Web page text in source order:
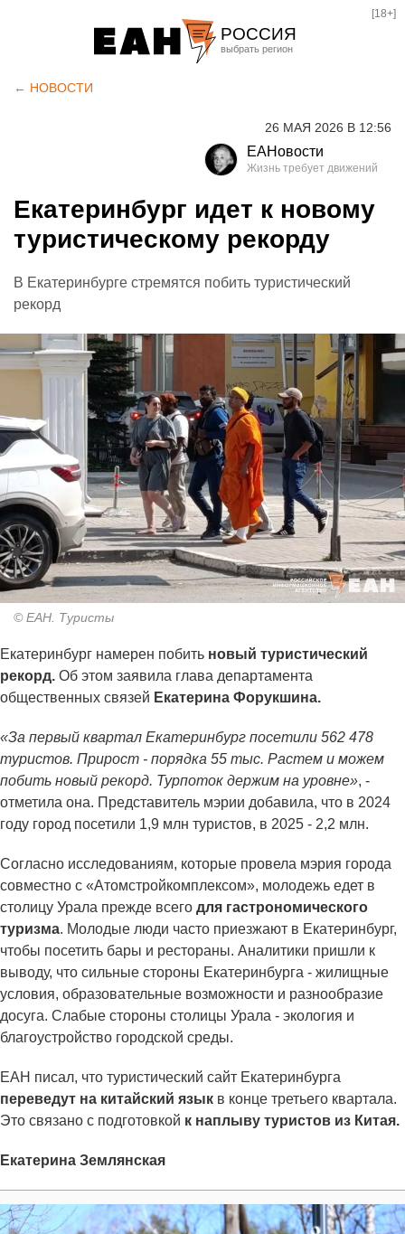
РОССИЯ
Курган
Оренбург
[18+]
← НОВОСТИ
26 МАЯ 2026 В 12:56
ЕАНовости
Екатеринбург идет к новому
туристическому рекорду
В Екатеринбурге стремятся побить туристический
рекорд
© ЕАН. Туристы
Екатеринбург намерен побить новый туристический
рекорд. Об этом заявила глава департамента
общественных связей Екатерина Форукшина.
«За первый квартал Екатеринбург посетили 562 478
туристов. Прирост - порядка 55 тыс. Растем и можем
побить новый рекорд. Турпоток держим на уровне», -
отметила она. Представитель мэрии добавила, что в 2024
году город посетили 1,9 млн туристов, в 2025 - 2,2 млн.
Согласно исследованиям, которые провела мэрия города
совместно с «Атомстройкомплексом», молодежь едет в
столицу Урала прежде всего для гастрономического
туризма. Молодые люди часто приезжают в Екатеринбург,
чтобы посетить бары и рестораны. Аналитики пришли к
выводу, что сильные стороны Екатеринбурга - жилищные
условия, образовательные возможности и разнообразие
досуга. Слабые стороны столицы Урала - экология и
благоустройство городской среды.
ЕАН писал, что туристический сайт Екатеринбурга
переведут на китайский язык в конце третьего квартала.
Это связано с подготовкой к наплыву туристов из Китая.
Екатерина Землянская